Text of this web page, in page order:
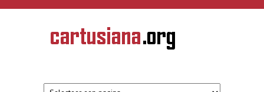
Overslaan en naar de inhoud gaan
CARTUSIANA
Geschiedenis
van de